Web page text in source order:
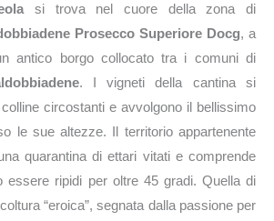
si trova nel cuore della zona di
Prosecco Superiore Docg, a
antico borgo collocato tra i comuni di
. I vigneti della cantina si
circostanti e avvolgono il bellissimo
le sue altezze. Il territorio appartenente
quarantina di ettari vitati e comprende
essere ripidi per oltre 45 gradi. Quella di
“eroica”, segnata dalla passione per